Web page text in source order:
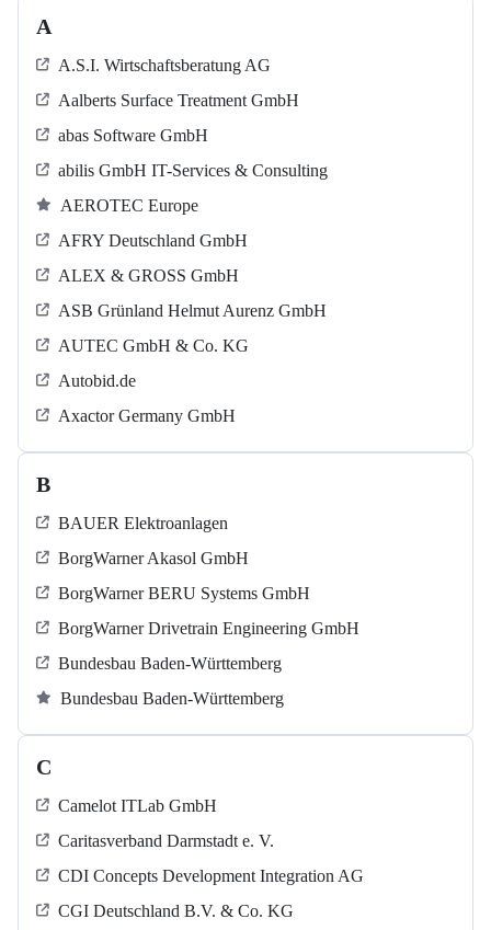
A
A.S.I. Wirtschaftsberatung AG
Aalberts Surface Treatment GmbH
abas Software GmbH
abilis GmbH IT-Services & Consulting
AEROTEC Europe
AFRY Deutschland GmbH
ALEX & GROSS GmbH
ASB Grün­land Helmut Au­renz GmbH
AUTEC GmbH & Co. KG
Autobid.de
Axactor Germany GmbH
B
BAUER Elektroanlagen
BorgWarner Akasol GmbH
BorgWarner BERU Systems GmbH
BorgWarner Drivetrain Engineering GmbH
Bundesbau Baden-Württemberg
Bundesbau Baden-Württemberg
C
Camelot ITLab GmbH
Caritasverband Darmstadt e. V.
CDI Concepts Development Integration AG
CGI Deutschland B.V. & Co. KG